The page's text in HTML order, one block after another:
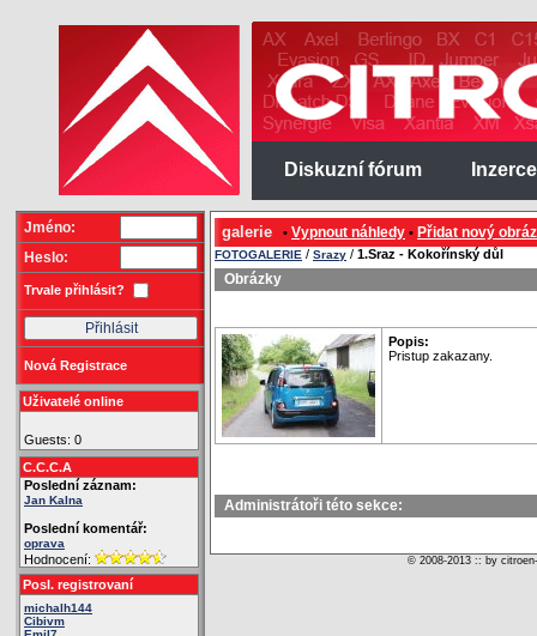
Diskuzní fórum Inzerce
Jméno:
Heslo:
Trvale přihlásit?
Nová Registrace
Uživatelé online
Guests: 0
C.C.C.A
Poslední záznam:
Jan Kalna
Poslední komentář:
oprava
Hodnocení:
Posl. registrovaní
michalh144
Cibivm
galerie • Vypnout náhledy • Přidat nový
FOTOGALERIE / Srazy / 1.Sraz - Kokořínský důl
Obrázky
Popis:
Pristup zakazany.
Administrátoři této sekce:
© 2008-2013 :: by